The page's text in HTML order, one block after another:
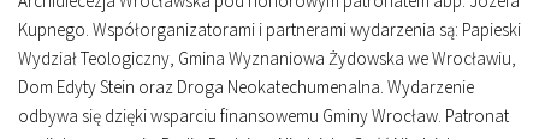
Kupnego. Współorganizatorami i partnerami wydarzenia są: Papieski
Wydział Teologiczny, Gmina Wyznaniowa Żydowska we Wrocławiu,
Dom Edyty Stein oraz Droga Neokatechumenalna. Wydarzenie
odbywa się dzięki wsparciu finansowemu Gminy Wrocław. Patronat